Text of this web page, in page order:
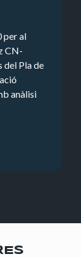
per al
CN-
Pla de
anàlisi